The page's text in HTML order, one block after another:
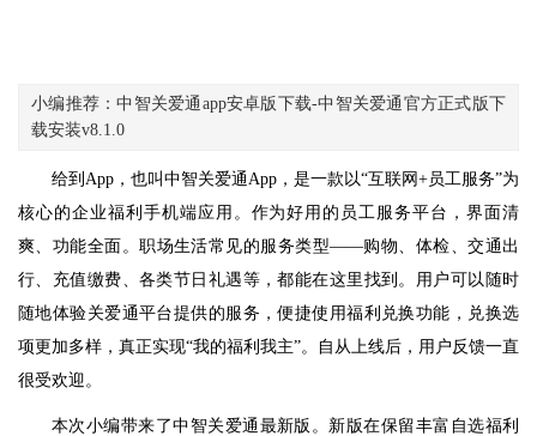
小编推荐：中智关爱通app安卓版下载-中智关爱通官方正式版下
载安装v8.1.0
给到App，也叫中智关爱通App，是一款以“互联网+员工服务”为
核心的企业福利手机端应用。作为好用的员工服务平台，界面清
爽、功能全面。职场生活常见的服务类型——购物、体检、交通出
行、充值缴费、各类节日礼遇等，都能在这里找到。用户可以随时
随地体验关爱通平台提供的服务，便捷使用福利兑换功能，兑换选
项更加多样，真正实现“我的福利我主”。自从上线后，用户反馈一直
很受欢迎。
本次小编带来了中智关爱通最新版。新版在保留丰富自选福利